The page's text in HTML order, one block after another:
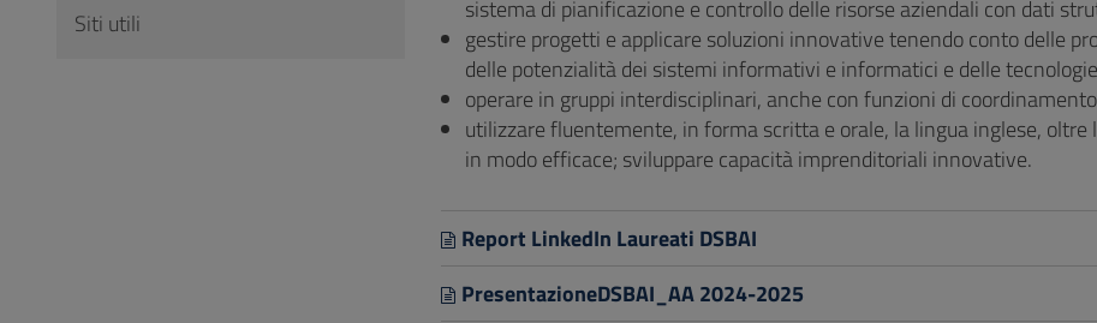
sistema di pianificazione e controllo delle risorse aziendali con dati
gestire progetti e applicare soluzioni innovative tenendo conto delle
delle potenzialità dei sistemi informativi e informatici e delle
operare in gruppi interdisciplinari, anche con funzioni di
utilizzare fluentemente, in forma scritta e orale, la lingua inglese,
in modo efficace; sviluppare capacità imprenditoriali innovative.
Report LinkedIn Laureati DSBAI
PresentazioneDSBAI_AA 2024-2025
Siti utili